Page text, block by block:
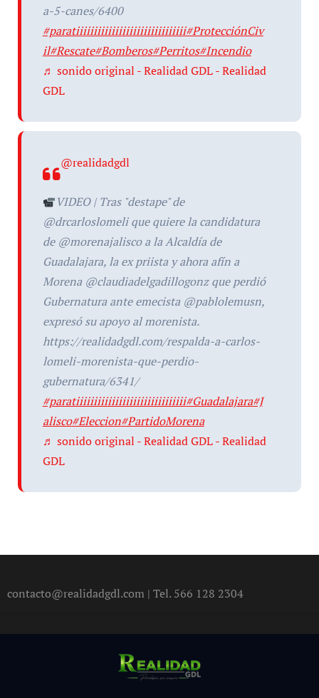
a-5-canes/6400
#paratiiiiiiiiiiiiiiiiiiiiiiiiiiiiiii#ProtecciónCiv
il#Rescate#Bomberos#Perritos#Incendio
♬ sonido original - Realidad GDL - Realidad
GDL
@realidadgdl
VIDEO | Tras "destape" de
@drcarloslomeli que quiere la candidatura
de @morenajalisco a la Alcaldía de
Guadalajara, la ex priista y ahora afín a
Morena @claudiadelgadillogonz que perdió
Gubernatura ante emecista @pablolemusn,
expresó su apoyo al morenista.
https://realidadgdl.com/respalda-a-carlos-
lomeli-morenista-que-perdio-
gubernatura/6341/
#paratiiiiiiiiiiiiiiiiiiiiiiiiiiiiiii#Guadalajara#J
alisco#Eleccion#PartidoMorena
♬ sonido original - Realidad GDL - Realidad
GDL
contacto@realidadgdl.com | Tel. 566 128 2304